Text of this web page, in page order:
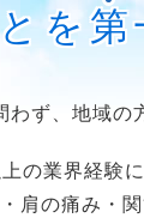
を第
ず、地域の
の業界経験
の痛み・